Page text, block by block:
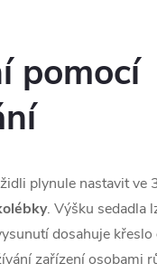
pomocí
plynule nastavit ve
. Výšku sedadla
dosahuje křeslo
zařízení osobami